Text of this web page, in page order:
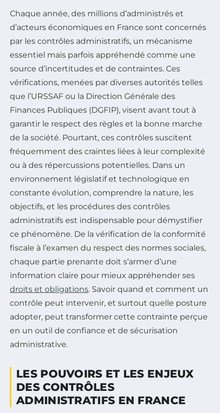
Chaque année, des millions d’administrés et
d’acteurs économiques en France sont concernés
par les contrôles administratifs, un mécanisme
essentiel mais parfois appréhendé comme une
source d’incertitudes et de contraintes. Ces
vérifications, menées par diverses autorités telles
que l’URSSAF ou la Direction Générale des
Finances Publiques (DGFIP), visent avant tout à
garantir le respect des règles et la bonne marche
de la société. Pourtant, ces contrôles suscitent
fréquemment des craintes liées à leur complexité
ou à des répercussions potentielles. Dans un
environnement législatif et technologique en
constante évolution, comprendre la nature, les
objectifs, et les procédures des contrôles
administratifs est indispensable pour démystifier
ce phénomène. De la vérification de la conformité
fiscale à l’examen du respect des normes sociales,
chaque partie prenante doit s’armer d’une
information claire pour mieux appréhender ses
droits et obligations. Savoir quand et comment un
contrôle peut intervenir, et surtout quelle posture
adopter, peut transformer cette contrainte perçue
en un outil de confiance et de sécurisation
administrative.
LES POUVOIRS ET LES ENJEUX
DES CONTRÔLES
ADMINISTRATIFS EN FRANCE